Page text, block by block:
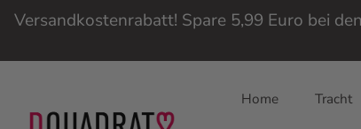
Versandkostenrabatt! Spare 5,99 Euro bei
Home Tracht